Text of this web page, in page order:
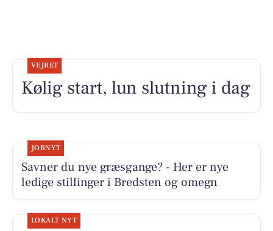
VEJRET
Kølig start, lun slutning i dag
JOBNYT
Savner du nye græsgange? - Her er nye
ledige stillinger i Bredsten og omegn
LOKALT NYT